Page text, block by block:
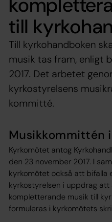
till
Till kyrkohandboken
musik tas fram, enligt
2017. Det arbetet
kyrkostyrelsens
kommitté.
Musikkommittén
Kyrkomötet antog
den 23 november 2017. I
kyrkomötet också att bifalla
kyrkostyrelsen i uppdrag
kompletterande musik till
formuleras i kyrkomötets